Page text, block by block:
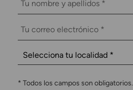
* Todos los campos son obligatorios.